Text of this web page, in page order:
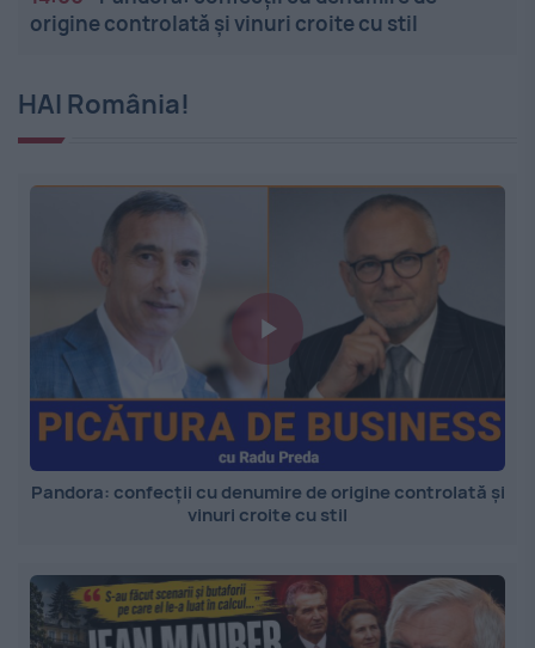
origine controlată și vinuri croite cu stil
HAI România!
Pandora: confecții cu denumire de origine controlată și
vinuri croite cu stil